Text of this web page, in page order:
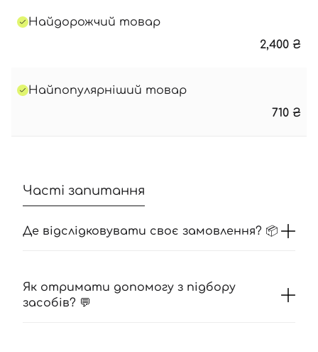
Найдорожчий товар
2,400 ₴
Найпопулярніший товар
710 ₴
Часті запитання
Де відслідковувати своє замовлення? 📦
Як отримати допомогу з підбору
засобів? 💬